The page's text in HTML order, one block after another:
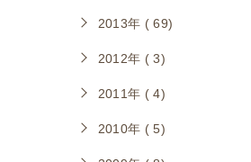
2013年 ( 69)
2012年 ( 3)
2011年 ( 4)
2010年 ( 5)